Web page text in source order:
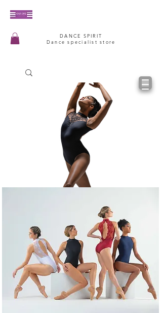
DANCE SPIRIT
Dance specialist store